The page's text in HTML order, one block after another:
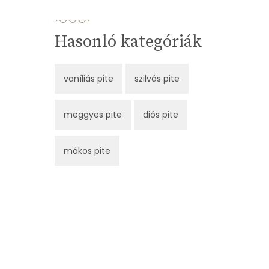
Hasonló kategóriák
vaníliás pite szilvás pite
meggyes pite diós pite
mákos pite